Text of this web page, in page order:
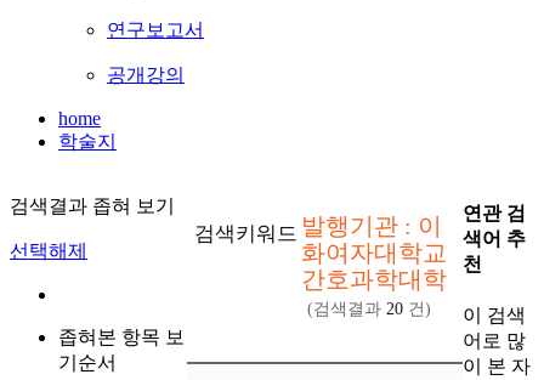
연구보고서
공개강의
home
학술지
검색결과 좁혀 보기
선택해제
좁혀본 항목 보
기순서
검색키워드 발행기관 : 이
화여자대학교
간호과학대학
(검색결과 20 건)
연관 검
색어 추
천
이 검색
어로 많
이 본 자